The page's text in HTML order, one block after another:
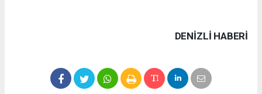
DENIZLI HABERİ